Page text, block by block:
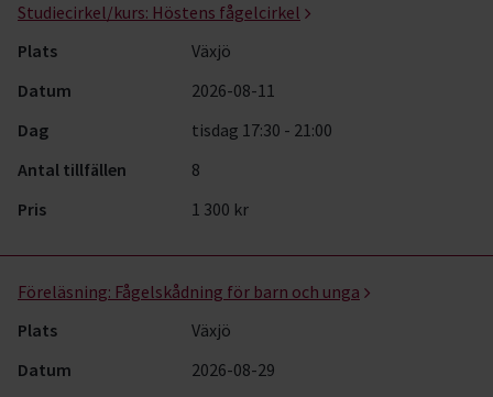
Studiecirkel/kurs: Höstens fågelcirkel
Plats
Växjö
Datum
2026-08-11
Dag
tisdag 17:30 - 21:00
Antal tillfällen
8
Pris
1 300 kr
Föreläsning: Fågelskådning för barn och unga
Plats
Växjö
Datum
2026-08-29